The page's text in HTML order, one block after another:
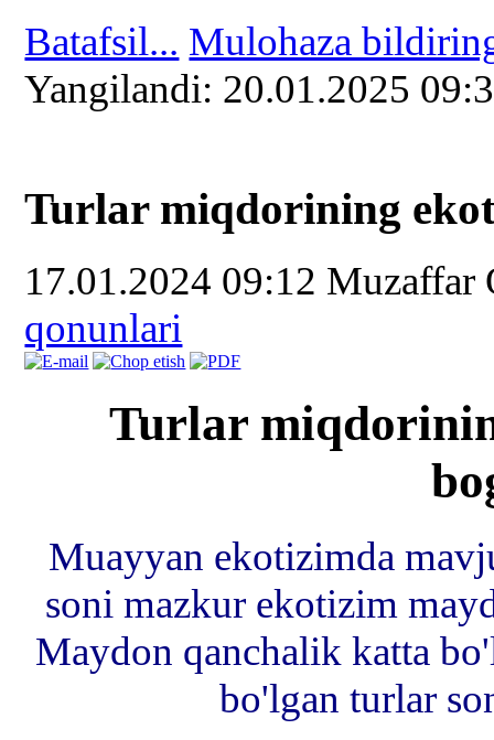
Batafsil... Mulohaza
Yangilаndi: 20.01.2025
Turlar miqdorining
17.01.2024 09:12 Muzaffar
qonunlari
Turlar
Muayyan ekotizimda
soni mazkur ekotizim
Maydon qanchalik katta
bo'lgan turlar